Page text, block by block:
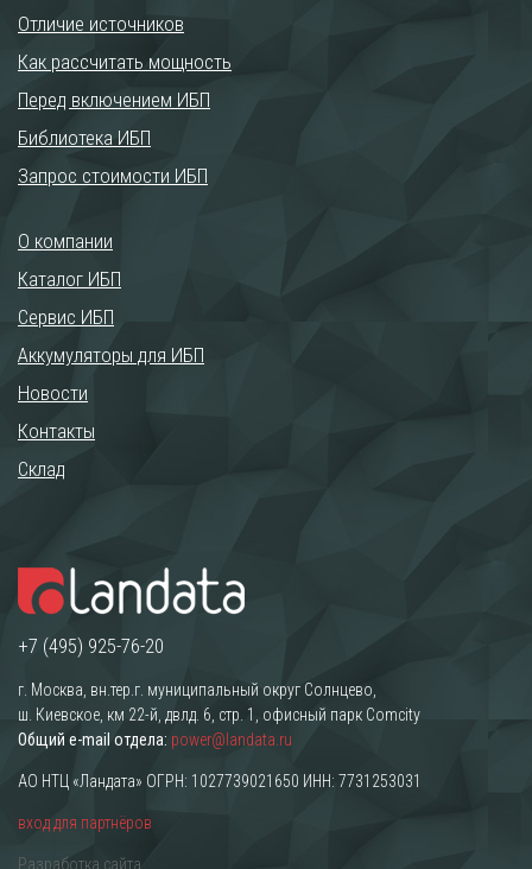
Отличие источников
Как рассчитать мощность
Перед включением ИБП
Библиотека ИБП
Запрос стоимости ИБП
О компании
Каталог ИБП
Сервис ИБП
Аккумуляторы для ИБП
Новости
Контакты
Склад
+7 (495) 925-76-20
г. Москва, вн.тер.г. муниципальный округ Солнцево,
ш. Киевское, км 22-й, двлд. 6, стр. 1, офисный парк Comcity
Общий e-mail отдела: power@landata.ru
АО НТЦ «Ландата» ОГРН: 1027739021650 ИНН: 7731253031
вход для партнёров
Разработка сайта